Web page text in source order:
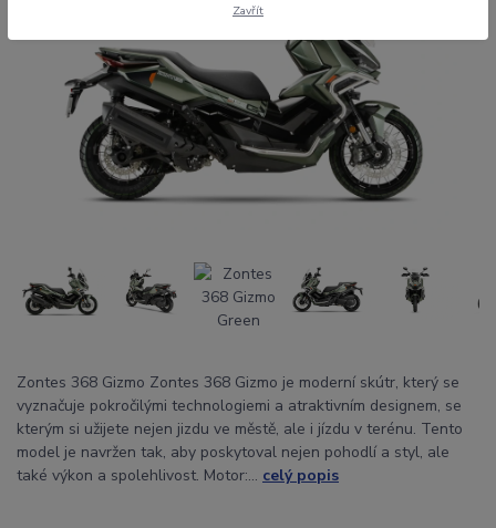
Zontes 368 Gizmo Zontes 368 Gizmo je moderní skútr, který se
vyznačuje pokročilými technologiemi a atraktivním designem, se
kterým si užijete nejen jizdu ve městě, ale i jízdu v terénu. Tento
model je navržen tak, aby poskytoval nejen pohodlí a styl, ale
také výkon a spolehlivost. Motor:... celý popis
Zavřít